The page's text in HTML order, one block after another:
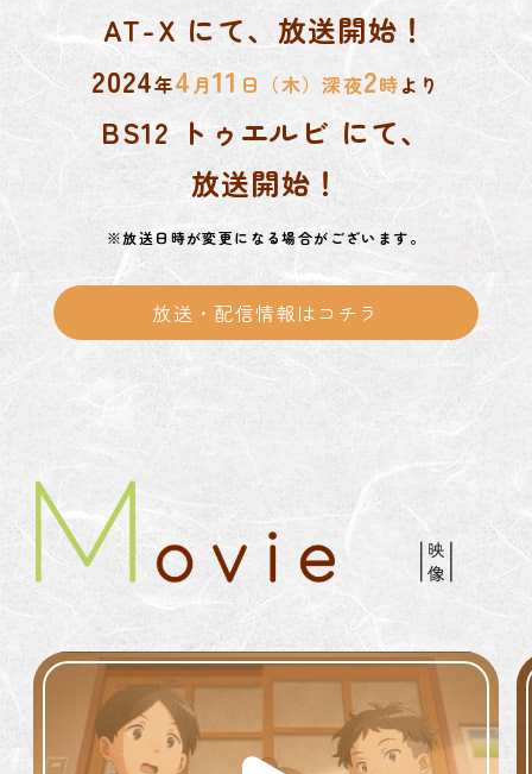
AT-X にて、放送開始！
2024年4月11 日（木）深夜2時より
BS12 トゥエルビ にて、
放送開始！
※放送日時が変更になる場合がございます。
放送・配信情報はコチラ